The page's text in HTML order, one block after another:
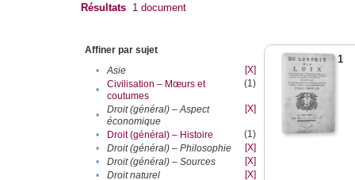
Résultats 1 document
Affiner par sujet
•
Asie
[X]
•
Civilisation – Mœurs et
coutumes
(1)
•
Droit (général) – Aspect
économique
[X]
• Droit (général) – Histoire
(1)
•
Droit (général) – Philosophie
[X]
•
Droit (général) – Sources
[X]
•
Droit naturel
[X]
1